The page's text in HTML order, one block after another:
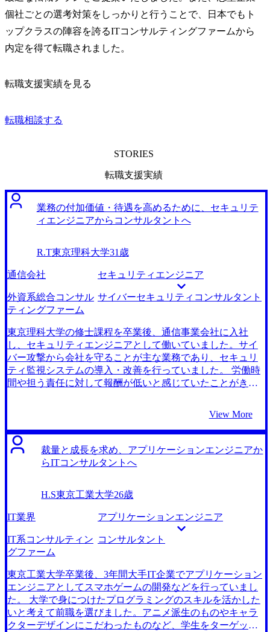
個社ごとの選考対策をしっかりと行うことで、日本でもト
ップクラスの陣容を誇るITコンサルティングファームから
内定を得て転職されました。
転職支援実績を見る
転職相談する
STORIES
転職支援実績
業務の付加価値・待遇を高めるために、セキュリテ
ィエンジニアからコンサルタントへ
R.T東京理科大学31歳
通信会社 セキュリティエンジニア
外資系総合コンサル
ティングファーム
サイバーセキュリティコンサルタント
東京理科大学の修士課程を卒業後、通信事業会社に入社
し、セキュリティエンジニアとして働いていました。サイ
バー攻撃から会社を守ることが主な業務であり、セキュリ
ティ監視システムの導入・改善を行っていました。 労働時
間や担う責任に対して報酬が低いと感じていたことがきっ
ほど重要な業務であるにも関わらず給与の上がり幅が小さ
く、割に合わない仕事だと感じるようになりました。 大学
院時代の友人がコンサルタントへ転職したことを聞いたこ
とがきっかけです。 元々は別の事業会社へセキュリティエ
のですが、そこで彼がコンサルタントに転職していたこと
を知りました。 彼も同じようにセキュリティエンジニアの
年収が低いことに不満を感じていたらしいのですが、コン
サルに転職することでその不満は払拭されたという話を聞
き、自分も同じようにコンサルタントへ転職したいと感じ
ことが理由ですね。 MyVisionさんに相談する前は友人が利
用していたエージェントに相談したのですが、CAの方と相
性が悪くエージェントを変えたいと考えていました。丁度
そのタイミングでビズリーチで藤谷さんからスカウトを頂
きました。 藤谷さんはエンジニアの転職支援実績が豊富な
View More
裁量と成長を求め、アプリケーションエンジニアか
らITコンサルタントへ
H.S東京工業大学26歳
IT業界 アプリケーションエンジニア
IT系コンサルティン
グファーム
コンサルタント
東京工業大学卒業後、3年間大手IT企業でアプリケーション
エンジニアとしてスマホゲームの開発などを行っていまし
た。 大学で身につけたプログラミングのスキルを活かした
いと考えて前職を選びました。アニメ派生のものやキャラ
クターデザインにこだわったものなど、学生をターゲット